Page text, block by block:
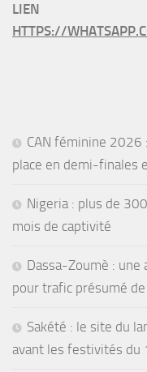
LIEN
HTTPS://
CAN féminine 2026
place en demi-finales
Nigeria : plus de
mois de captivité
Dassa-Zoumè :
pour trafic présumé
Sakété : le site du
avant les festivités du